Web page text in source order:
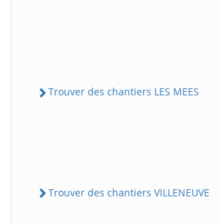
Trouver des chantiers LES MEES
Trouver des chantiers VILLENEUVE